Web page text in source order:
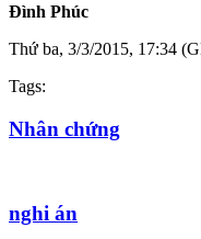
Đình Phúc
Thứ ba, 3/3/2015, 17:34
Tags:
Nhân chứng
nghi án